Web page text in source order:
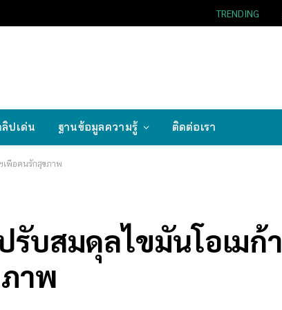
TRENDING
ลิปเด่น ฐานข้อมูลความรู้ ติดต่อเรา
เพื่อคนรักสุขภาพ
รับสมดุลไขมันโอเมก้า
าพ